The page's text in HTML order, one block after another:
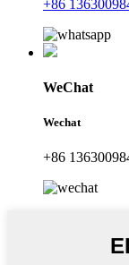
+86
WeChat
Wechat
+86